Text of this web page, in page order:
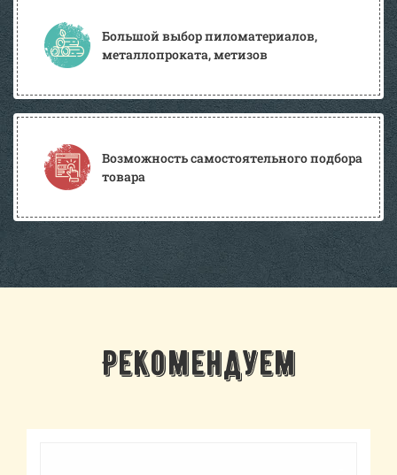
Большой выбор пиломатериалов,
металлопроката, метизов
Возможность самостоятельного подбора
товара
Рекомендуем